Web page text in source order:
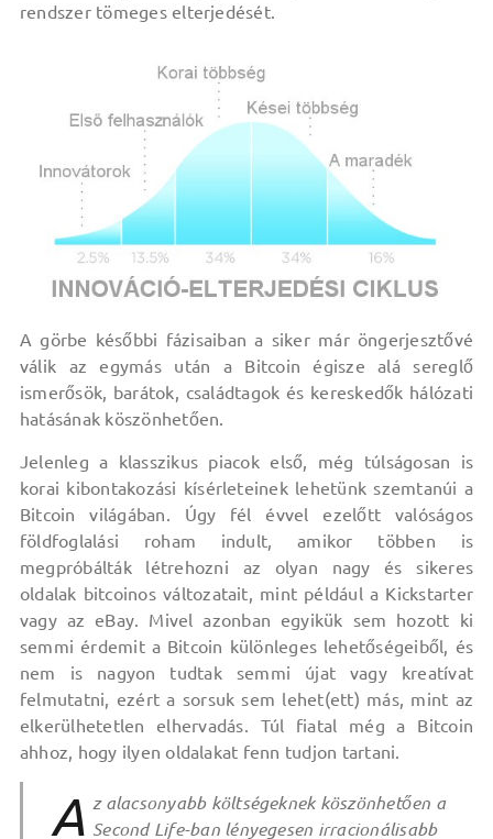
rendszer tömeges elterjedését.
A görbe későbbi fázisaiban a siker már öngerjesztővé
válik az egymás után a Bitcoin égisze alá sereglő
ismerősök, barátok, családtagok és kereskedők hálózati
hatásának köszönhetően.
Jelenleg a klasszikus piacok első, még túlságosan is
korai kibontakozási kísérleteinek lehetünk szemtanúi a
Bitcoin világában. Úgy fél évvel ezelőtt valóságos
földfoglalási roham indult, amikor többen is
megpróbálták létrehozni az olyan nagy és sikeres
oldalak bitcoinos változatait, mint például a Kickstarter
vagy az eBay. Mivel azonban egyikük sem hozott ki
semmi érdemit a Bitcoin különleges lehetőségeiből, és
nem is nagyon tudtak semmi újat vagy kreatívat
felmutatni, ezért a sorsuk sem lehet(ett) más, mint az
elkerülhetetlen elhervadás. Túl fiatal még a Bitcoin
ahhoz, hogy ilyen oldalakat fenn tudjon tartani.
A z alacsonyabb költségeknek köszönhetően a
Second Life-ban lényegesen irracionálisabb